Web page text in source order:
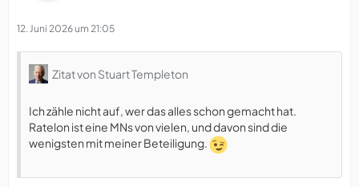
12. Juni 2026 um 21:05
Zitat von Stuart Templeton
Ich zähle nicht auf, wer das alles schon gemacht hat.
Ratelon ist eine MNs von vielen, und davon sind die
wenigsten mit meiner Beteiligung.